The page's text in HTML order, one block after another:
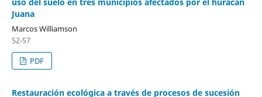
Juana
Marcos Williamson
52-57
PDF
Restauración ecológica a través de procesos de sucesión